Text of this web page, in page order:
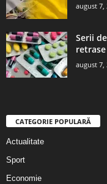
august 7,
Serii
august 7,
CATEGORIE POPULARĂ
Actualitate
Sport
Economie